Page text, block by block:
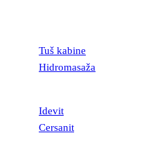
Tuš kabine
Hidromasaža
Idevit
Cersanit